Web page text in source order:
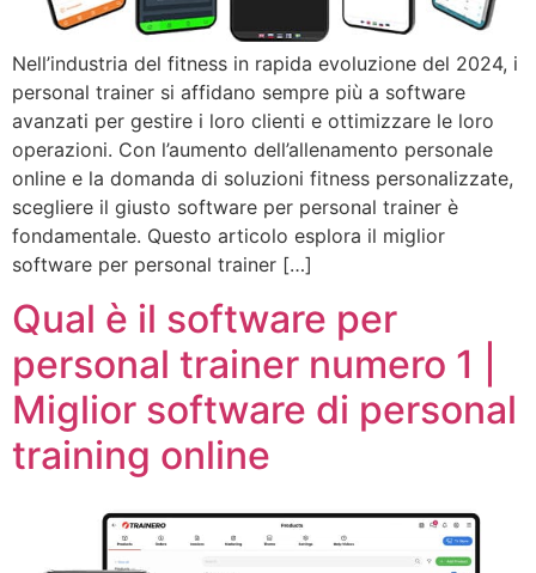
Nell’industria del fitness in rapida evoluzione del 2024, i
personal trainer si affidano sempre più a software
avanzati per gestire i loro clienti e ottimizzare le loro
operazioni. Con l’aumento dell’allenamento personale
online e la domanda di soluzioni fitness personalizzate,
scegliere il giusto software per personal trainer è
fondamentale. Questo articolo esplora il miglior
software per personal trainer […]
Qual è il software per
personal trainer numero 1 |
Miglior software di personal
training online